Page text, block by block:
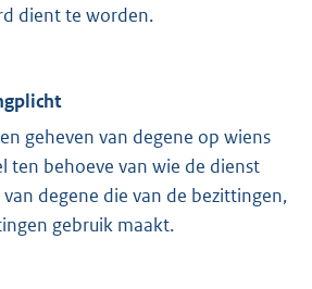
dient te worden.
geheven van degene op wiens
ten behoeve van wie de dienst
degene die van de bezittingen,
gebruik maakt.